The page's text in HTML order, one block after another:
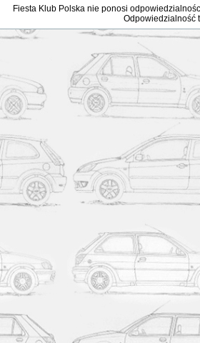
Fiesta Klub Polska nie ponosi
Odpowiedzialność